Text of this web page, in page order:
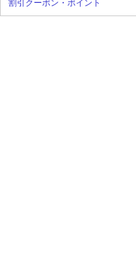
割引クーポン・ポイント